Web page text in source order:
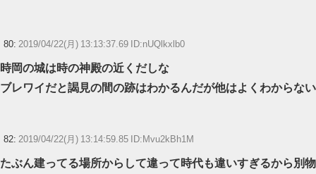
80: 2019/04/22(月) 13:13:37.69 ID:nUQlkxlb0
時岡の城は時の神殿の近くだしな
ブレワイだと謁見の間の跡はわかるんだが他はよくわからない
82: 2019/04/22(月) 13:14:59.85 ID:Mvu2kBh1M
たぶん建ってる場所からして違って時代も違いすぎるから別物